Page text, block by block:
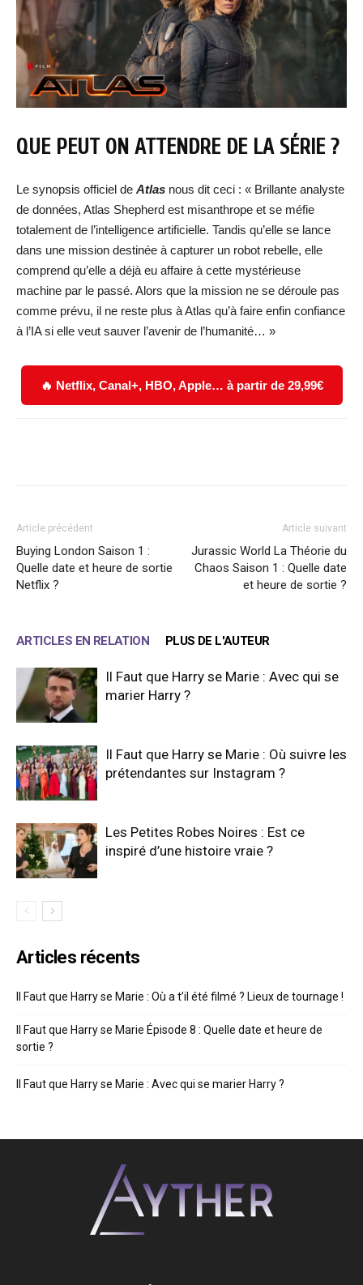
QUE PEUT ON ATTENDRE DE LA SÉRIE ?
Le synopsis officiel de Atlas nous dit ceci : « Brillante analyste
de données, Atlas Shepherd est misanthrope et se méfie
totalement de l’intelligence artificielle. Tandis qu’elle se lance
dans une mission destinée à capturer un robot rebelle, elle
comprend qu’elle a déjà eu affaire à cette mystérieuse
machine par le passé. Alors que la mission ne se déroule pas
comme prévu, il ne reste plus à Atlas qu’à faire enfin confiance
à l’IA si elle veut sauver l’avenir de l’humanité… »
🔥 Netflix, Canal+, HBO, Apple… à partir de 29,99€
Article précédent
Buying London Saison 1 :
Quelle date et heure de sortie
Netflix ?
Article suivant
Jurassic World La Théorie du
Chaos Saison 1 : Quelle date
et heure de sortie ?
ARTICLES EN RELATION PLUS DE L'AUTEUR
Il Faut que Harry se Marie : Avec qui se
marier Harry ?
Il Faut que Harry se Marie : Où suivre les
prétendantes sur Instagram ?
Les Petites Robes Noires : Est ce
inspiré d’une histoire vraie ?
Articles récents
Il Faut que Harry se Marie : Où a t’il été filmé ? Lieux de tournage !
Il Faut que Harry se Marie Épisode 8 : Quelle date et heure de
sortie ?
Il Faut que Harry se Marie : Avec qui se marier Harry ?